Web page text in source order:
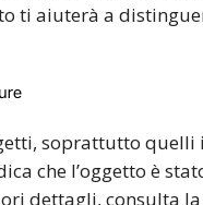
ti aiuterà a
soprattutto quelli
che l’oggetto è
dettagli, consulta la